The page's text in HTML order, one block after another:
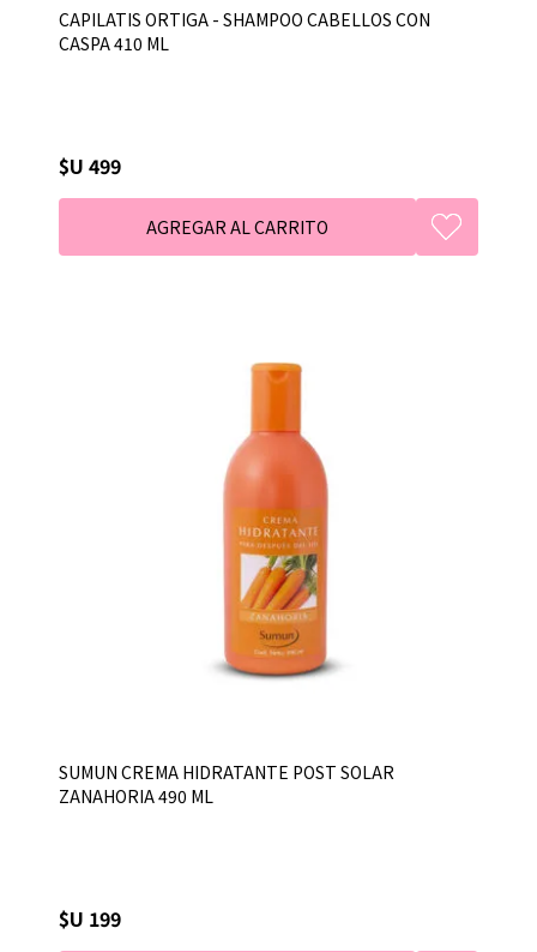
CAPILATIS ORTIGA - SHAMPOO CABELLOS CON
CASPA 410 ML
$U 499
SUMUN CREMA HIDRATANTE POST SOLAR
ZANAHORIA 490 ML
$U 199